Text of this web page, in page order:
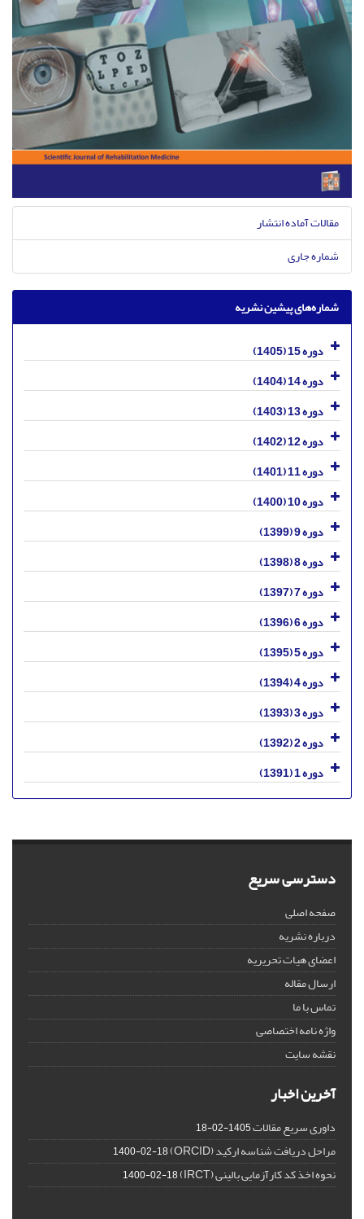
مقالات آماده انتشار
شماره جاری
شماره‌های پیشین نشریه
دوره 15 (1405)
دوره 14 (1404)
دوره 13 (1403)
دوره 12 (1402)
دوره 11 (1401)
دوره 10 (1400)
دوره 9 (1399)
دوره 8 (1398)
دوره 7 (1397)
دوره 6 (1396)
دوره 5 (1395)
دوره 4 (1394)
دوره 3 (1393)
دوره 2 (1392)
دوره 1 (1391)
دسترسی سریع
صفحه اصلی
درباره نشریه
اعضای هیات تحریریه
ارسال مقاله
تماس با ما
واژه نامه اختصاصی
نقشه سایت
آخرین اخبار
داوری سریع مقالات1405-02-18
مراحل دریافت شناسه ارکید (ORCID) 1400-02-18
نحوه اخذ کد کارآزمایی بالینی (IRCT) 1400-02-18